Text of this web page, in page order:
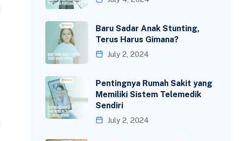
Baru Sadar Anak Stunting,
Terus Harus Gimana?
July 2, 2024
Pentingnya Rumah Sakit yang
Memiliki Sistem Telemedik
Sendiri
July 2, 2024